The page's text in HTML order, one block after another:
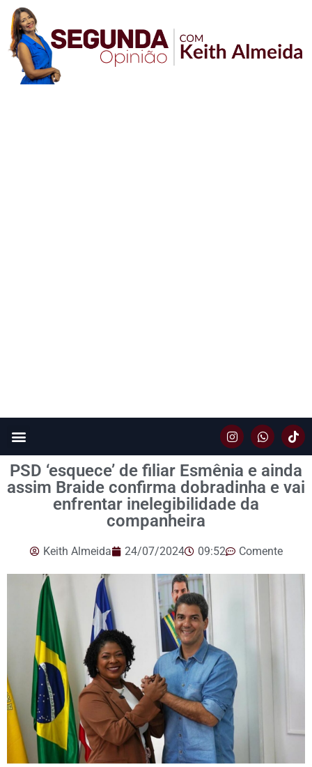
PSD ‘esquece’ de filiar Esmênia e ainda
assim Braide confirma dobradinha e vai
enfrentar inelegibilidade da
companheira
Keith Almeida 24/07/2024 09:52 Comente